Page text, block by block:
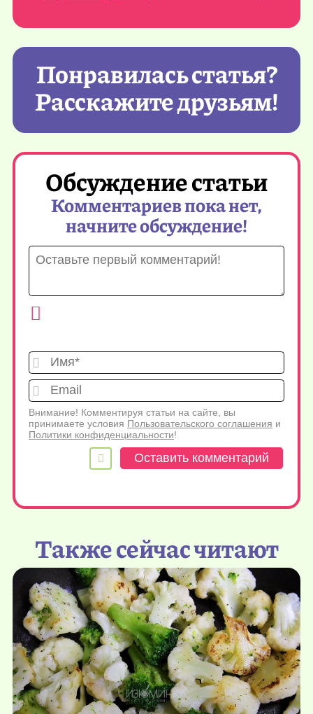
Понравилась статья?
Расскажите друзьям!
Обсуждение статьи
Комментариев пока нет,
начните обсуждение!
Имя*
Внимание! Комментируя статьи на сайте, вы
принимаете условия Пользовательского соглашения и
Политики конфиденциальности!
Также сейчас читают